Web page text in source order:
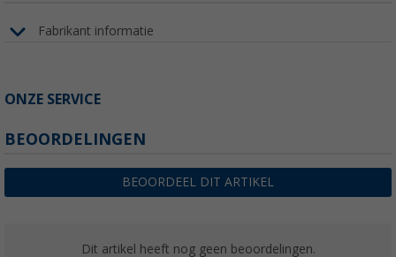
Fabrikant informatie
ONZE SERVICE
BEOORDELINGEN
BEOORDEEL DIT ARTIKEL
Dit artikel heeft nog geen beoordelingen.